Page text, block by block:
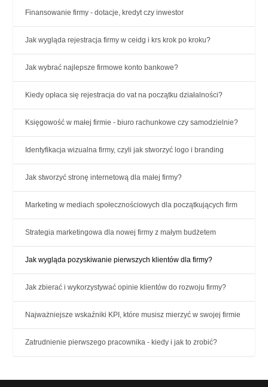
Finansowanie firmy - dotacje, kredyt czy inwestor
Jak wygląda rejestracja firmy w ceidg i krs krok po kroku?
Jak wybrać najlepsze firmowe konto bankowe?
Kiedy opłaca się rejestracja do vat na początku działalności?
Księgowość w małej firmie - biuro rachunkowe czy samodzielnie?
Identyfikacja wizualna firmy, czyli jak stworzyć logo i branding
Jak stworzyć stronę internetową dla małej firmy?
Marketing w mediach społecznościowych dla początkujących firm
Strategia marketingowa dla nowej firmy z małym budżetem
Jak wygląda pozyskiwanie pierwszych klientów dla firmy?
Jak zbierać i wykorzystywać opinie klientów do rozwoju firmy?
Najważniejsze wskaźniki KPI, które musisz mierzyć w swojej firmie
Zatrudnienie pierwszego pracownika - kiedy i jak to zrobić?